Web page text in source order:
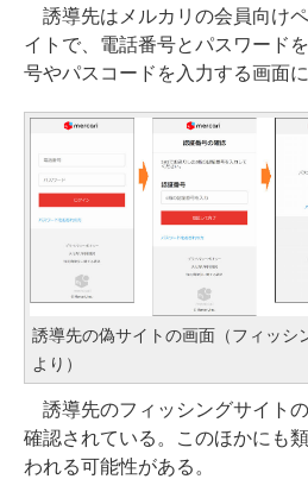
誘導先はメルカリの会員向け
イトで、電話番号とパスワード
号やパスコードを入力する画面に
誘導先の偽サイトの画面（フィッシ
より）
誘導先のフィッシングサイト
確認されている。このほかにも
われる可能性がある。